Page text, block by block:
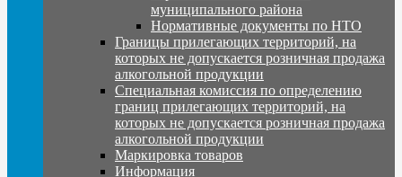
муниципального района
Нормативные документы по НТО
Границы прилегающих территорий, на
которых не допускается розничная продажа
алкогольной продукции
Специальная комиссия по определению
границ прилегающих территорий, на
которых не допускается розничная продажа
алкогольной продукции
Маркировка товаров
Информация